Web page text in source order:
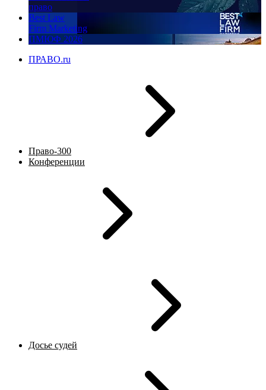
право
Best Law
Firm Marketing
ПМЮФ 2026
ПРАВО.ru
Право-300
Конференции
Досье судей